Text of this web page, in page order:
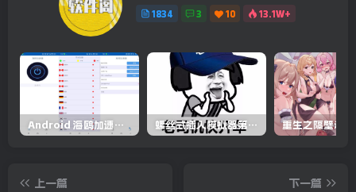
1834 3 10 13.1W+
Android 海鸥加速器v6.6.3(解锁会员) 螺丝式插入模拟器第5代/NejicomiSimulator.Vol.5.v1.0.2
上一篇
下一篇